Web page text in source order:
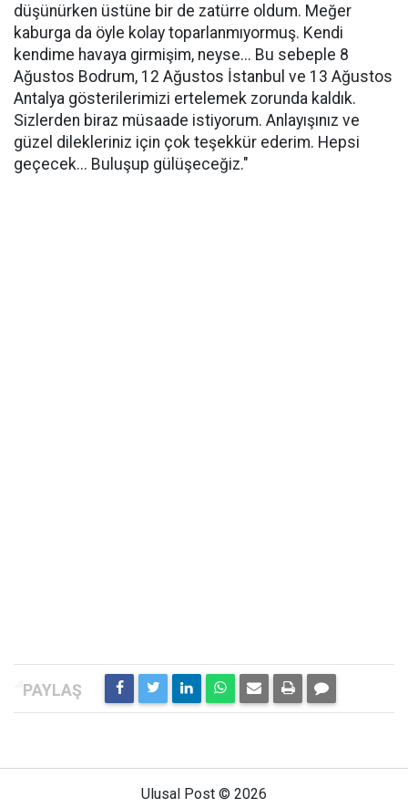
düşünürken üstüne bir de zatürre oldum. Meğer
kaburga da öyle kolay toparlanmıyormuş. Kendi
kendime havaya girmişim, neyse... Bu sebeple 8
Ağustos Bodrum, 12 Ağustos İstanbul ve 13 Ağustos
Antalya gösterilerimizi ertelemek zorunda kaldık.
Sizlerden biraz müsaade istiyorum. Anlayışınız ve
güzel dilekleriniz için çok teşekkür ederim. Hepsi
geçecek... Buluşup gülüşeceğiz."
Ulusal Post © 2026